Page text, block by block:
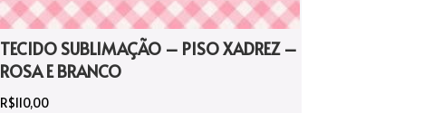
TECIDO SUBLIMAÇÃO – PISO XADREZ –
ROSA E BRANCO
R$110,00